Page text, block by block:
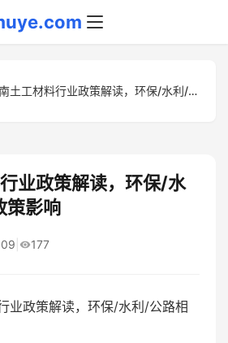
云南土工材料行业政策解读，环保/水利/公路相关政策影响
业政策解读，环保/水
策影响
177
业政策解读，环保/水利/公路相